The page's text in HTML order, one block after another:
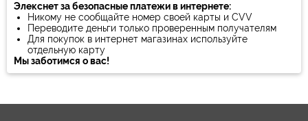
Элекснет за безопасные платежи в интернете:
Никому не сообщайте номер своей карты и CVV
Переводите деньги только проверенным получателям
Для покупок в интернет магазинах используйте
отдельную карту
Мы заботимся о вас!